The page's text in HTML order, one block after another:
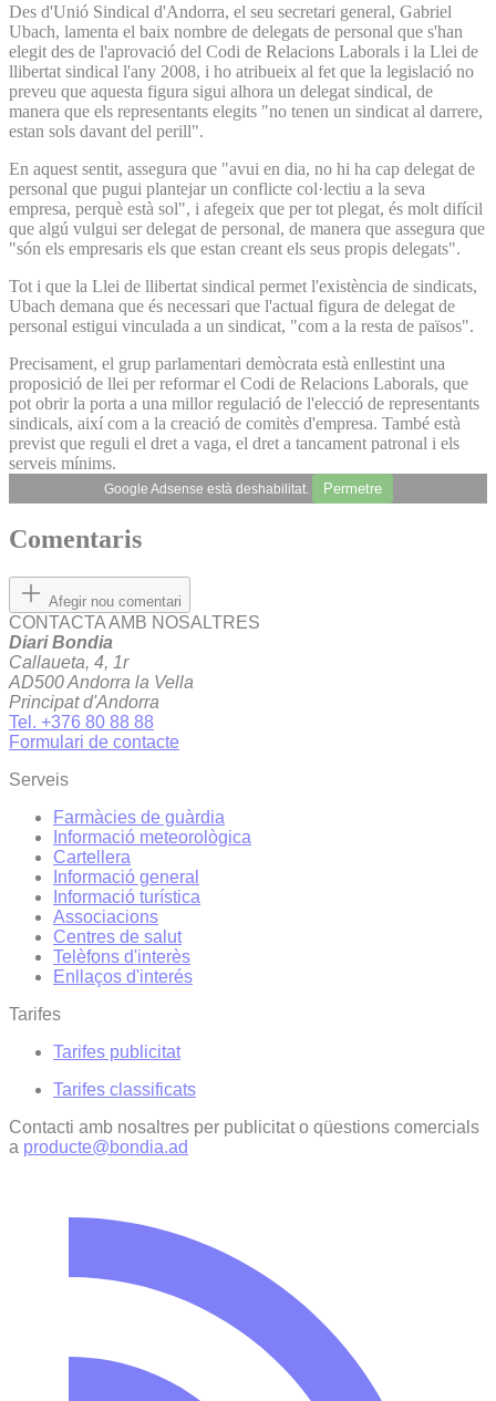
Des d'Unió Sindical d'Andorra, el seu secretari general, Gabriel
Ubach, lamenta el baix nombre de delegats de personal que s'han
elegit des de l'aprovació del Codi de Relacions Laborals i la Llei de
llibertat sindical l'any 2008, i ho atribueix al fet que la legislació no
preveu que aquesta figura sigui alhora un delegat sindical, de
manera que els representants elegits "no tenen un sindicat al darrere,
estan sols davant del perill".
En aquest sentit, assegura que "avui en dia, no hi ha cap delegat de
personal que pugui plantejar un conflicte col·lectiu a la seva
empresa, perquè està sol", i afegeix que per tot plegat, és molt difícil
que algú vulgui ser delegat de personal, de manera que assegura que
"són els empresaris els que estan creant els seus propis delegats".
Tot i que la Llei de llibertat sindical permet l'existència de sindicats,
Ubach demana que és necessari que l'actual figura de delegat de
personal estigui vinculada a un sindicat, "com a la resta de països".
Precisament, el grup parlamentari demòcrata està enllestint una
proposició de llei per reformar el Codi de Relacions Laborals, que
pot obrir la porta a una millor regulació de l'elecció de representants
sindicals, així com a la creació de comitès d'empresa. També està
previst que reguli el dret a vaga, el dret a tancament patronal i els
serveis mínims.
Google Adsense està deshabilitat. Permetre
Comentaris
Afegir nou comentari
CONTACTA AMB NOSALTRES
Diari Bondia
Callaueta, 4, 1r
AD500 Andorra la Vella
Principat d'Andorra
Tel. +376 80 88 88
Formulari de contacte
Serveis
Farmàcies de guàrdia
Informació meteorològica
Cartellera
Informació general
Informació turística
Associacions
Centres de salut
Telèfons d'interès
Enllaços d'interés
Tarifes
Tarifes publicitat
Tarifes classificats
Contacti amb nosaltres per publicitat o qüestions comercials
a producte@bondia.ad